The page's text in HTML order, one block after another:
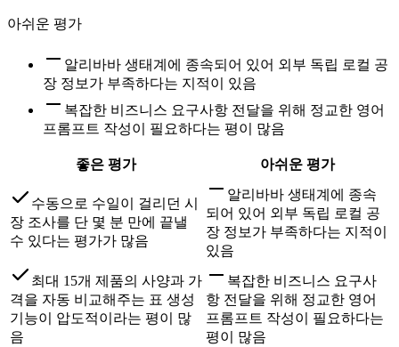
아쉬운 평가
알리바바 생태계에 종속되어 있어 외부 독립 로컬 공
장 정보가 부족하다는 지적이 있음
복잡한 비즈니스 요구사항 전달을 위해 정교한 영어
프롬프트 작성이 필요하다는 평이 많음
좋은 평가 아쉬운 평가
수동으로 수일이 걸리던 시
장 조사를 단 몇 분 만에 끝낼
수 있다는 평가가 많음
알리바바 생태계에 종속
되어 있어 외부 독립 로컬 공
장 정보가 부족하다는 지적이
있음
최대 15개 제품의 사양과 가
격을 자동 비교해주는 표 생성
기능이 압도적이라는 평이 많
음
복잡한 비즈니스 요구사
항 전달을 위해 정교한 영어
프롬프트 작성이 필요하다는
평이 많음